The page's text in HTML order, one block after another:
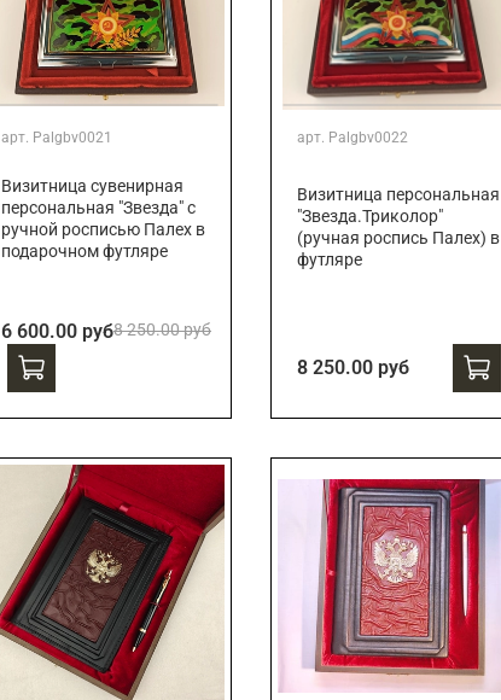
арт. Palgbv0021
Визитница сувенирная
персональная "Звезда" с
ручной росписью Палех в
подарочном футляре
6 600.00 руб8 250.00 руб
арт. Palgbv0022
Визитница персональная
"Звезда.Триколор"
(ручная роспись Палех) в
футляре
8 250.00 руб